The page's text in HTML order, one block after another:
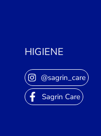
HIGIENE
@sagrin_care
Sagrin Care